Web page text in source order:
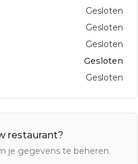
Gesloten
Gesloten
Gesloten
Gesloten
Gesloten
restaurant?
je gegevens te beheren.